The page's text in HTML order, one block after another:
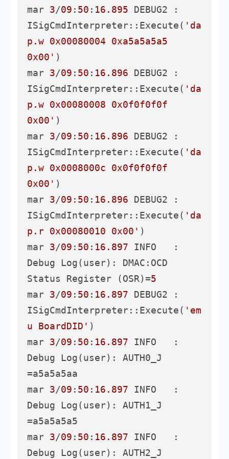
mar 3/09 : 50 : 16.895 DEBUG2 :
ISigCmdInterpreter::Execute( 'da
p.w 0x00080004 0xa5a5a5a5
0x00' )
mar 3/09 : 50 : 16.896 DEBUG2 :
ISigCmdInterpreter::Execute( 'da
p.w 0x00080008 0x0f0f0f0f
0x00' )
mar 3/09 : 50 : 16.896 DEBUG2 :
ISigCmdInterpreter::Execute( 'da
p.w 0x0008000c 0x0f0f0f0f
0x00' )
mar 3/09 : 50 : 16.896 DEBUG2 :
ISigCmdInterpreter::Execute( 'da
p.r 0x00080010 0x00' )
mar 3/09 : 50 : 16.897 INFO   :
Debug Log(user): DMAC:OCD
Status Register (OSR)=5
mar 3/09 : 50 : 16.897 DEBUG2 :
ISigCmdInterpreter::Execute( 'em
u BoardDID' )
mar 3/09 : 50 : 16.897 INFO   :
Debug Log(user): AUTH0_J
=a5a5a5aa
mar 3/09 : 50 : 16.897 INFO   :
Debug Log(user): AUTH1_J
=a5a5a5a5
mar 3/09 : 50 : 16.897 INFO   :
Debug Log(user): AUTH2_J